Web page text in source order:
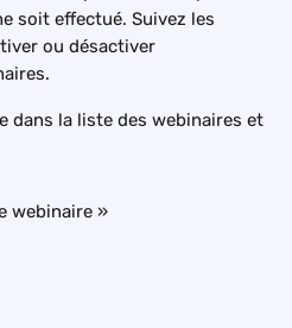
soit effectué. Suivez les
ou désactiver
dans la liste des webinaires et
webinaire »